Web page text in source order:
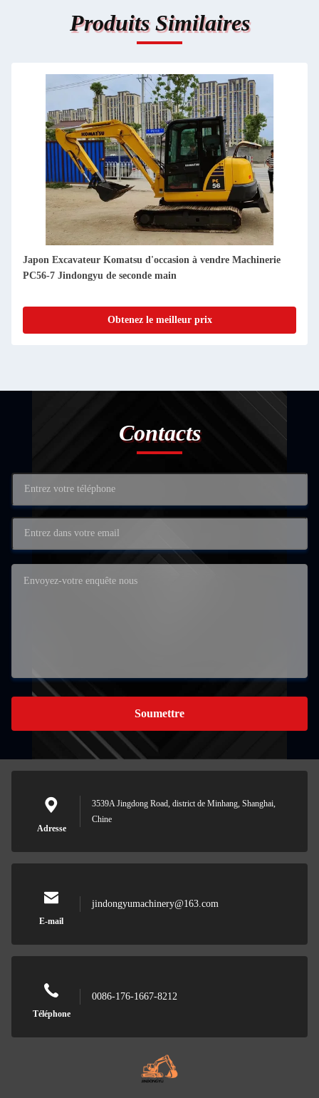
Produits Similaires
Japon Excavateur Komatsu d'occasion à vendre Machines
PC2000-8 Jindongyu d'occasion
Obtenez le meilleur prix
Contacts
Soumettre
Adresse
3539A Jingdong Road, district de Minhang, Shanghai,
Chine
E-mail
jindongyumachinery@163.com
Téléphone
0086-176-1667-8212